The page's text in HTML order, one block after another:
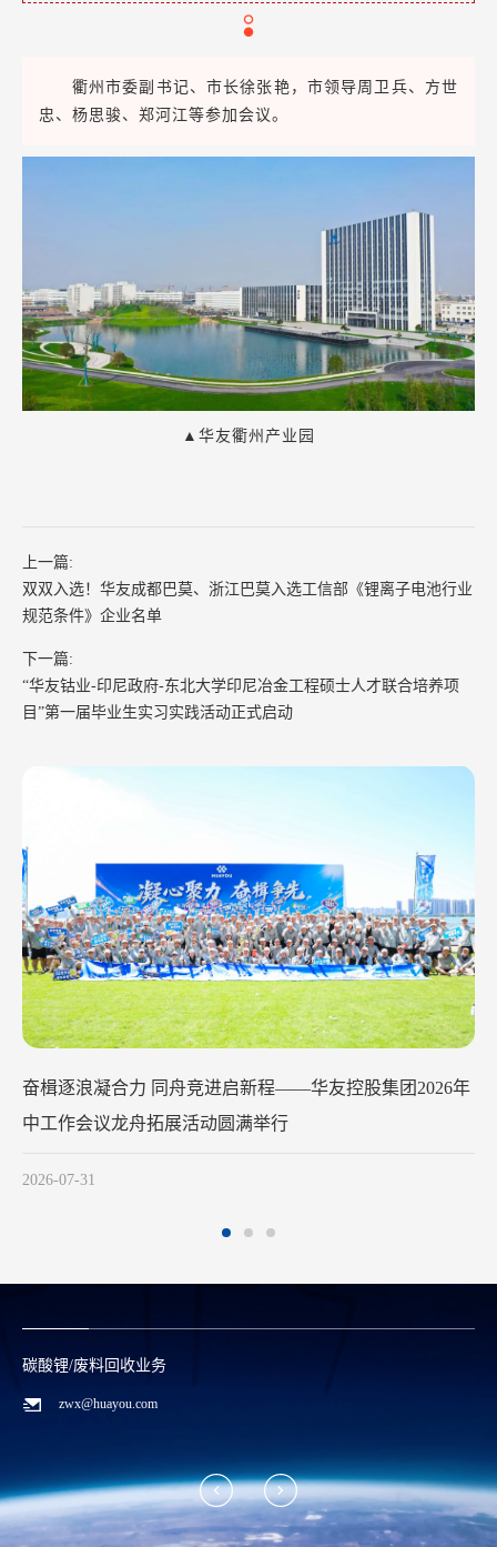
合力 同舟竞进启新程——华友控股集团2026年
作会议龙舟拓展活动圆满举行
07-31
华友
衢州市委副书记、市长徐张艳，市领导周卫兵、方世
忠、杨思骏、郑河江等参加会议。
▲华友衢州产业园
上一篇:
双双入选！华友成都巴莫、浙江巴莫入选工信部《锂离子电池行业
规范条件》企业名单
下一篇:
“华友钴业-印尼政府-东北大学印尼冶金工程硕士人才联合培养项
目”第一届毕业生实习实践活动正式启动
碳酸锂/废料回收业务
zwx@huayou.com